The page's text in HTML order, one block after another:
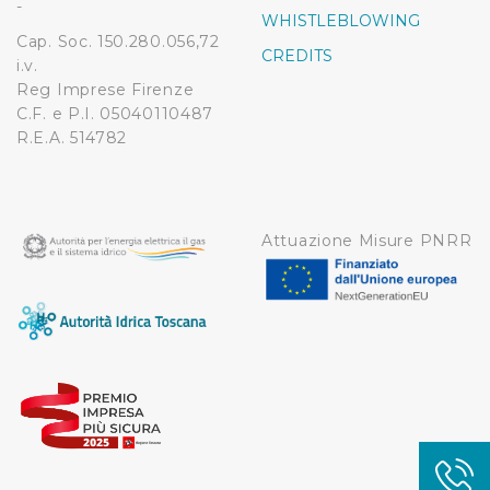
-
Cap. Soc. 150.280.056,72
i.v.
Reg Imprese Firenze
C.F. e P.I. 05040110487
R.E.A. 514782
WHISTLEBLOWING
CREDITS
Attuazione Misure PNRR